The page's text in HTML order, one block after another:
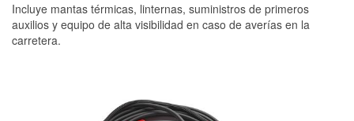
Incluye mantas térmicas, linternas, suministros de primeros
auxilios y equipo de alta visibilidad en caso de averías en la
carretera.